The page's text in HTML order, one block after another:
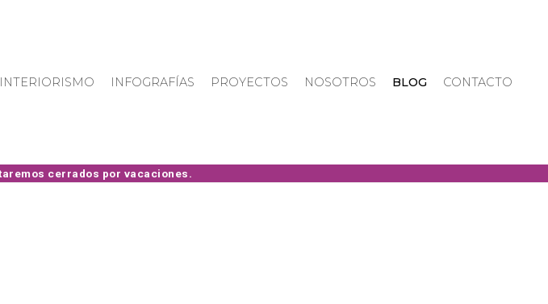
INTERIORISMO INFOGRAFÍAS PROYECTOS NOSOTROS BLOG CONTACTO